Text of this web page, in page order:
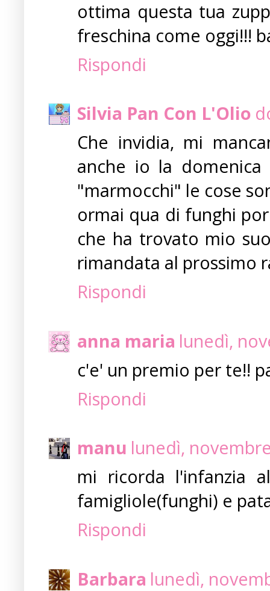
ottima questa tua
freschina come oggi!!!
Rispondi
Silvia Pan Con L'Olio
Che invidia, mi
anche io la
"marmocchi" le cose
ormai qua di funghi
che ha trovato mio
rimandata al prossimo
Rispondi
anna maria lunedì,
c'e' un premio per te!!
Rispondi
manu lunedì,
mi ricorda l'infanzia
famigliole(funghi) e
Rispondi
Barbara lunedì,